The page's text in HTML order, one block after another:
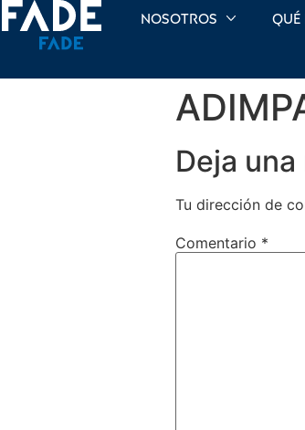
Nosotros
Deja
Tu dirección de
Comentario *